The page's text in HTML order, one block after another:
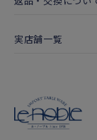
実店舗一覧